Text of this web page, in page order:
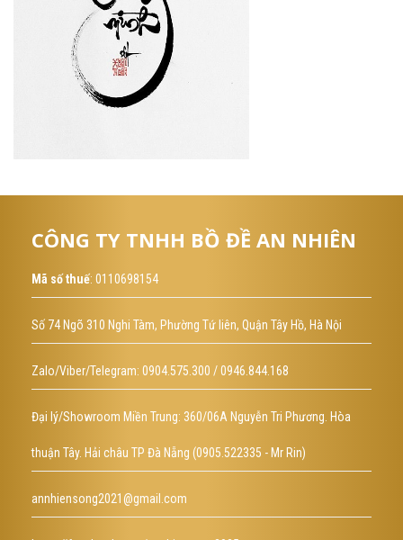
CÔNG TY TNHH BỒ ĐỀ AN NHIÊN
Mã số thuế: 0110698154
Số 74 Ngõ 310 Nghi Tàm, Phường Tứ liên, Quận Tây Hồ, Hà Nội
Zalo/Viber/Telegram: 0904.575.300 / 0946.844.168
Đại lý/Showroom Miền Trung: 360/06A Nguyễn Tri Phương. Hòa
thuận Tây. Hải châu TP Đà Nẵng (0905.522335 - Mr Rin)
annhiensong2021@gmail.com